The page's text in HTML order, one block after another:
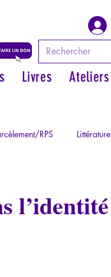
Livres Ateliers
RPS Littérature
l’identité